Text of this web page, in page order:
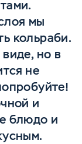
мы
кольраби.
но в
не
и
блюдо и